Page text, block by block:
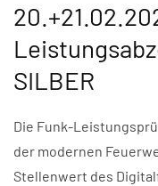
SILBER
Die Funk-
der modernen
Stellenwert des